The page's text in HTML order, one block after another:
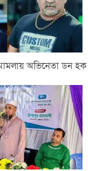
অভিনেতা ডন হক